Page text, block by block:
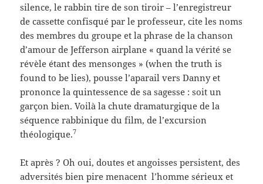
silence, le rabbin tire de son tiroir – l’enregistreur
de cassette confisqué par le professeur, cite les noms
des membres du groupe et la phrase de la chanson
d’amour de Jefferson airplane « quand la vérité se
révèle étant des mensonges » (when the truth is
found to be lies), pousse l’aparail vers Danny et
prononce la quintessence de sa sagesse : soit un
garçon bien. Voilà la chute dramaturgique de la
séquence rabbinique du film, de l’excursion
théologique.7
Et après ? Oh oui, doutes et angoisses persistent, des
adversités bien pire menacent l’homme sérieux et